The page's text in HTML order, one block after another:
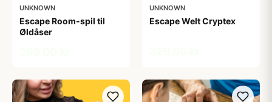
UNKNOWN
Escape Room-spil til
Øldåser
UNKNOWN
Escape Welt Cryptex